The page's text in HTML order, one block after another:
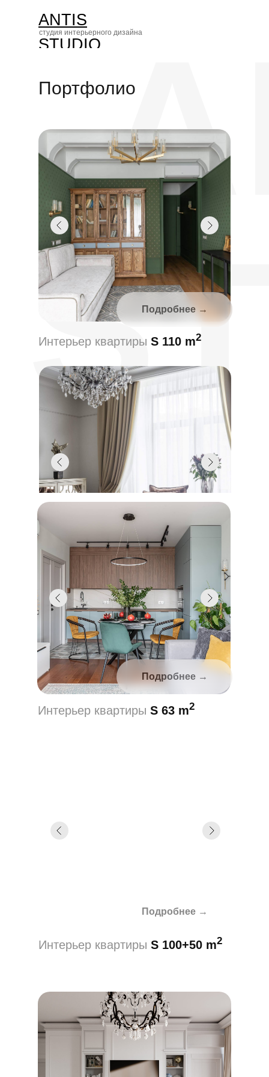
ANTIS
STUDIO
студия интерьерного дизайна
Портфолио
Интерьер квартиры S 150 m
Интерьер квартиры S 110 m2
Подробнее →
Подробнее →
Интерьер квартиры S 100+50 m2
Интерьер квартиры S 63 m2
Подробнее →
Подробнее →